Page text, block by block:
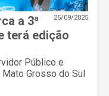
25/09/2025
a 3ª
terá edição
Público e
Grosso do Sul